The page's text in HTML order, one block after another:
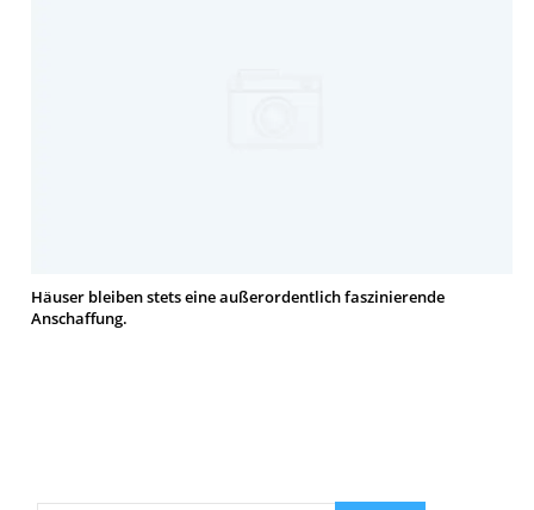
Häuser bleiben stets eine außerordentlich faszinierende
Anschaffung.